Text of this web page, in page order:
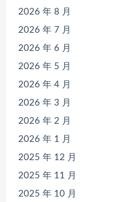
2026 年 8 月
2026 年 7 月
2026 年 6 月
2026 年 5 月
2026 年 4 月
2026 年 3 月
2026 年 2 月
2026 年 1 月
2025 年 12 月
2025 年 11 月
2025 年 10 月